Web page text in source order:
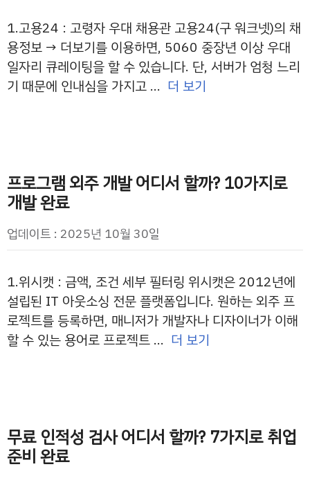
1.고용24 : 고령자 우대 채용관 고용24(구 워크넷)의 채
용정보 → 더보기를 이용하면, 5060 중장년 이상 우대
일자리 큐레이팅을 할 수 있습니다. 단, 서버가 엄청 느리
기 때문에 인내심을 가지고 … 더 보기
프로그램 외주 개발 어디서 할까? 10가지로
개발 완료
업데이트 : 2025년 10월 30일
1.위시캣 : 금액, 조건 세부 필터링 위시캣은 2012년에
설립된 IT 아웃소싱 전문 플랫폼입니다. 원하는 외주 프
로젝트를 등록하면, 매니저가 개발자나 디자이너가 이해
할 수 있는 용어로 프로젝트 … 더 보기
무료 인적성 검사 어디서 할까? 7가지로 취업
준비 완료